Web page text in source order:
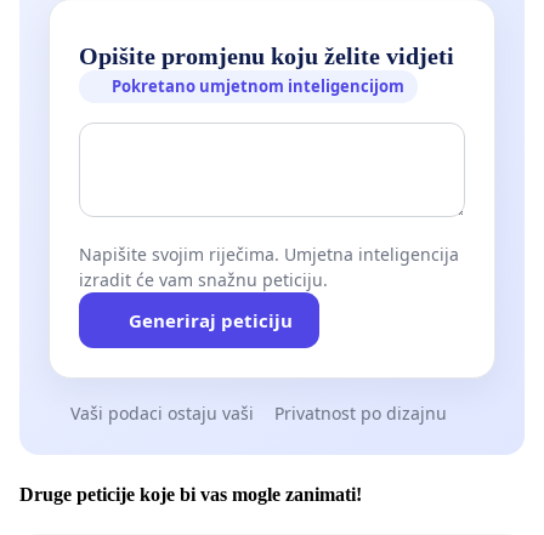
Opišite promjenu koju želite vidjeti
Pokretano umjetnom inteligencijom
Napišite svojim riječima. Umjetna inteligencija
izradit će vam snažnu peticiju.
Generiraj peticiju
Vaši podaci ostaju vaši Privatnost po dizajnu
Druge peticije koje bi vas mogle zanimati!